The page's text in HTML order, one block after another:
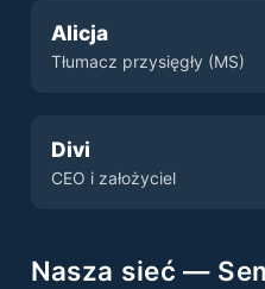
Alicja
Tłumacz przysięgły (MS)
Divi
CEO i założyciel
Nasza sieć —